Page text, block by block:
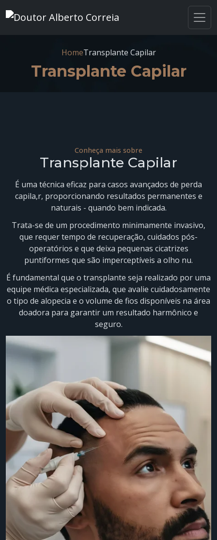
HomeTransplante Capilar
Transplante Capilar
Conheça mais sobre
Transplante Capilar
É uma técnica eficaz para casos avançados de perda
capila,r, proporcionando resultados permanentes e
naturais - quando bem indicada.
Trata-se de um procedimento minimamente invasivo,
que requer tempo de recuperação, cuidados pós-
operatórios e que deixa pequenas cicatrizes
puntiformes que são imperceptíveis a olho nu.
É fundamental que o transplante seja realizado por uma
equipe médica especializada, que avalie cuidadosamente
o tipo de alopecia e o volume de fios disponíveis na área
doadora para garantir um resultado harmônico e
seguro.